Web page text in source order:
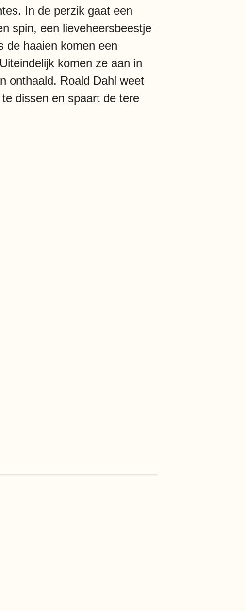
In de perzik gaat een
spin, een lieveheersbeestje
de haaien komen een
komen ze aan in
onthaald. Roald Dahl weet
dissen en spaart de tere